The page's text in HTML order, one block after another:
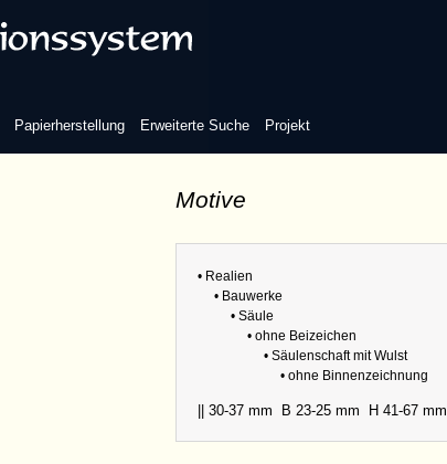
Papierherstellung Erweiterte Suche Projekt
Motive
• Realien
• Bauwerke
• Säule
• ohne Beizeichen
• Säulenschaft mit Wulst
• ohne Binnenzeichnung
|| 30-37 mm B 23-25 mm H 41-67 mm